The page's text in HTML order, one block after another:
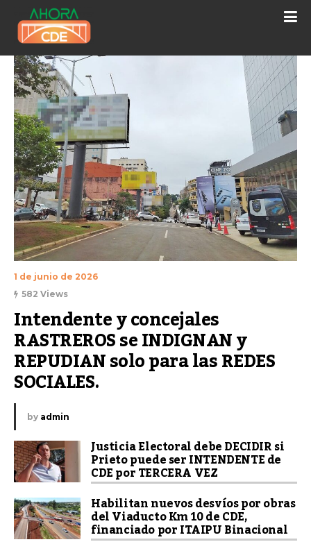
1 de junio de 2026
582 Views
Intendente y concejales
RASTREROS se INDIGNAN y
REPUDIAN solo para las REDES
SOCIALES.
by admin
Justicia Electoral debe DECIDIR si
Prieto puede ser INTENDENTE de
CDE por TERCERA VEZ
Habilitan nuevos desvíos por obras
del Viaducto Km 10 de CDE,
financiado por ITAIPU Binacional